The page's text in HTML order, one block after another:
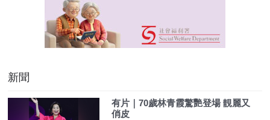
新聞
有片｜70歲林青霞驚艷登場 靚麗又
俏皮